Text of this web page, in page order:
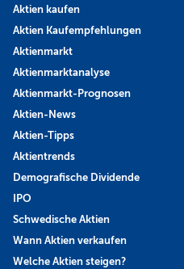
Aktien kaufen
Aktien Kaufempfehlungen
Aktienmarkt
Aktienmarktanalyse
Aktienmarkt-Prognosen
Aktien-News
Aktien-Tipps
Aktientrends
Demografische Dividende
IPO
Schwedische Aktien
Wann Aktien verkaufen
Welche Aktien steigen?